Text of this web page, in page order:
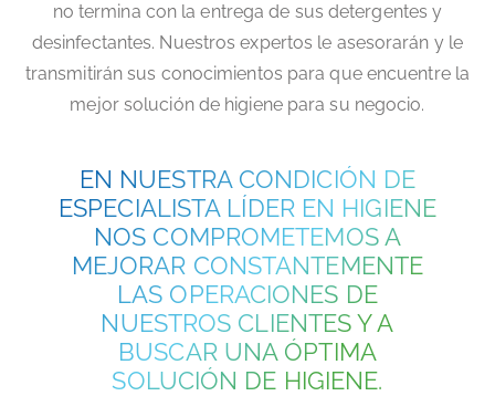
no termina con la entrega de sus detergentes y
desinfectantes. Nuestros expertos le asesorarán y le
transmitirán sus conocimientos para que encuentre la
mejor solución de higiene para su negocio.
EN NUESTRA CONDICIÓN DE
ESPECIALISTA LÍDER EN HIGIENE
NOS COMPROMETEMOS A
MEJORAR CONSTANTEMENTE
LAS OPERACIONES DE
NUESTROS CLIENTES Y A
BUSCAR UNA ÓPTIMA
SOLUCIÓN DE HIGIENE.